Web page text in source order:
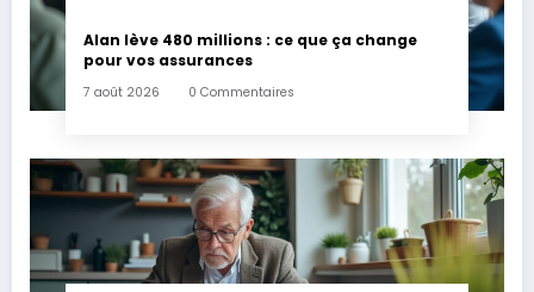
Alan lève 480 millions : ce que ça change
pour vos assurances
7 août 2026 0 Commentaires